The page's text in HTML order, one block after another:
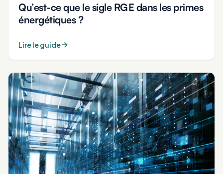
Qu’est-ce que le sigle RGE dans les primes
énergétiques ?
Lire le guide